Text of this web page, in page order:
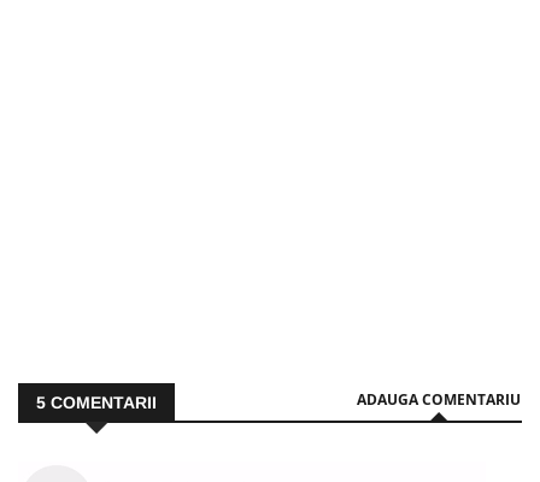
5 COMENTARII ADAUGA COMENTARIU